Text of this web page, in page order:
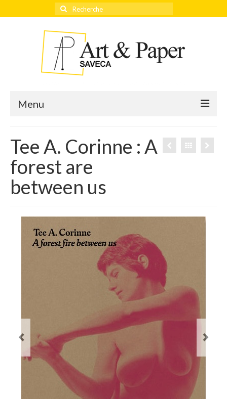
Rechercher
:
Menu
Accueil
Actualités
Éditeurs
Tee A. Corinne : A
forest are
between us